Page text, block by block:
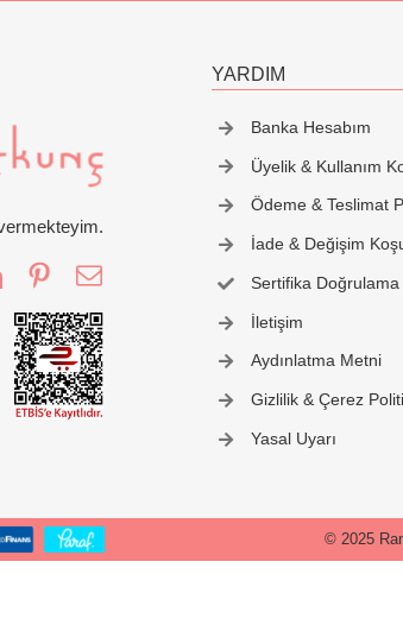
YARDIM
Banka Hesabım
Üyelik & Kullanım
Ödeme & Teslimat
İade & Değişim
Sertifika Doğrulama
İletişim
Aydınlatma Metni
Gizlilik & Çerez
Yasal Uyarı
© 2025